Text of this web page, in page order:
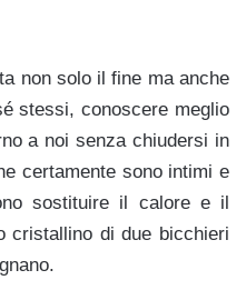
non solo il fine ma anche
stessi, conoscere meglio
a noi senza chiudersi in
certamente sono intimi e
sostituire il calore e il
cristallino di due bicchieri